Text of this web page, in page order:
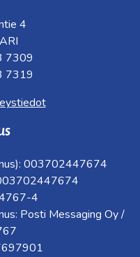
4
7309
7319
003702447674
4
Posti Messaging Oy /